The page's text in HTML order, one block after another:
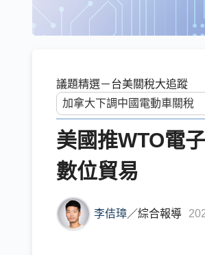
議題精選－台美關稅大追蹤
美國推WTO電
數位貿易
李佶璋／綜合報導